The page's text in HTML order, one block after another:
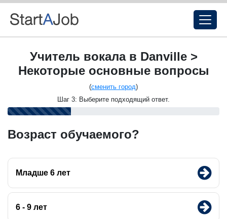
Учитель вокала в Danville >
Некоторые основные вопросы
(сменить город)
Шаг 3: Выберите подходящий ответ.
Возраст обучаемого?
Младше 6 лет
6 - 9 лет